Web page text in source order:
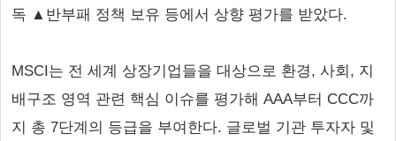
독 ▲반부패 정책 보유 등에서 상향 평가를 받았다.
MSCI는 전 세계 상장기업들을 대상으로 환경, 사회, 지
배구조 영역 관련 핵심 이슈를 평가해 AAA부터 CCC까
지 총 7단계의 등급을 부여한다. 글로벌 기관 투자자 및